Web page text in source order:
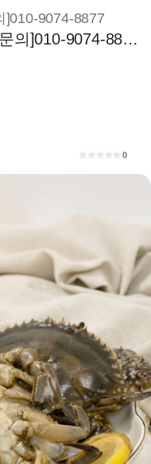
]010-9074-8877
당일조업 돌문어 시세 [전화문의]010-9074-8877
0